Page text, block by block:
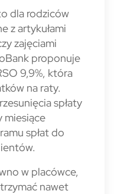
dla rodziców
z artykułami
zajęciami
proponuje
9,9%, która
na raty.
spłaty
miesiące
spłat do
w placówce,
nawet